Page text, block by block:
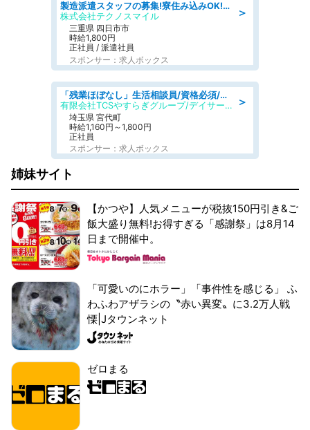
＞
製造派遣スタッフの募集!寮住み込みOK!カーエアコンの検査業務 denso aichi
株式会社テクノスマイル
三重県 四日市市
時給1,800円
正社員 / 派遣社員
スポンサー：求人ボックス
＞
「残業ほぼなし」生活相談員/資格必須/正職員/日勤のみ/デイサービス
有限会社TCSやすらぎグループ/デイサービスやすらぎ
埼玉県 宮代町
時給1,160円～1,800円
正社員
スポンサー：求人ボックス
姉妹サイト
【かつや】人気メニューが税抜150円引き&ご
飯大盛り無料!お得すぎる「感謝祭」は8月14
日まで開催中。
「可愛いのにホラー」「事件性を感じる」 ふ
わふわアザラシの〝赤い異変〟に3.2万人戦
慄|Jタウンネット
ゼロまる